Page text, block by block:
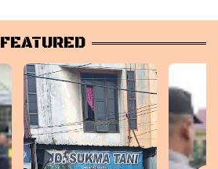
FEATURED